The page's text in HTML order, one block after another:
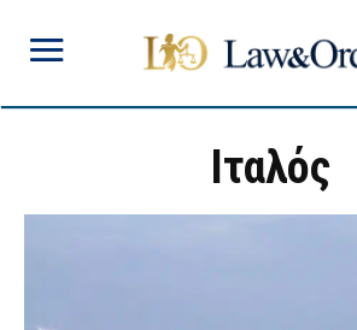
Ιταλός